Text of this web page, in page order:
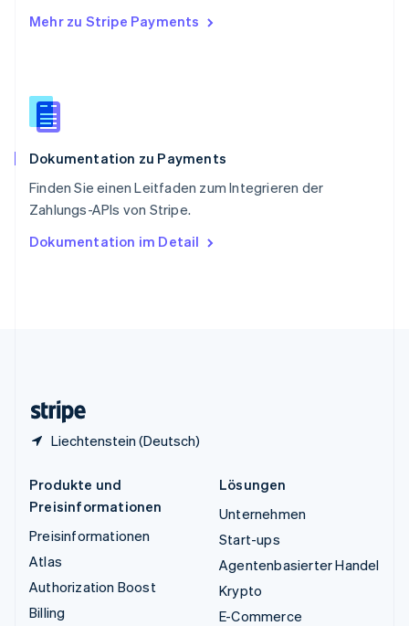
Mehr zu Stripe Payments
Dokumentation zu Payments
Finden Sie einen Leitfaden zum Integrieren der
Zahlungs-APIs von Stripe.
Dokumentation im Detail
Liechtenstein (Deutsch)
Slowenien
English
Spanien
Thailand
Tschechische Republik
English
English
Produkte und
Preisinformationen
Preisinformationen
Atlas
Authorization Boost
Billing
Lösungen
Unternehmen
Start-ups
Agentenbasierter Handel
Krypto
E-Commerce